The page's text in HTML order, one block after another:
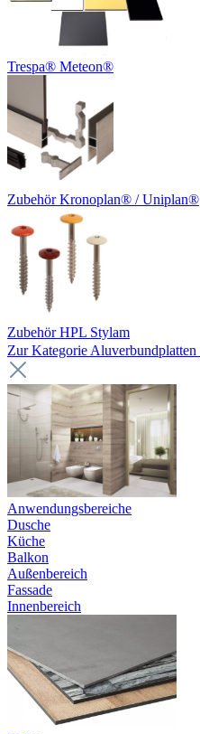
Trespa® Meteon®
Zubehör Kronoplan® / Uniplan®
Zubehör HPL Stylam
Zur Kategorie Aluverbundplatten
Anwendungsbereiche
Dusche
Küche
Balkon
Außenbereich
Fassade
Innenbereich